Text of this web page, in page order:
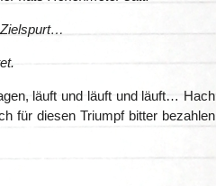
läuft und läuft und läuft… Hach
für diesen Triumpf bitter bezahlen